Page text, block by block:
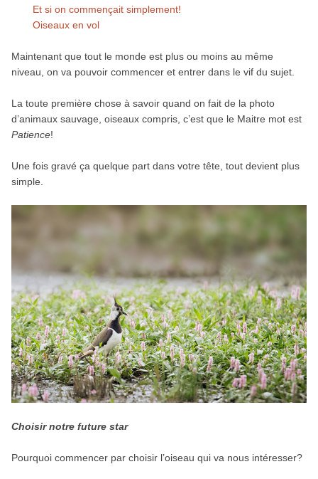
Et si on commençait simplement!
Oiseaux en vol
Maintenant que tout le monde est plus ou moins au même
niveau, on va pouvoir commencer et entrer dans le vif du sujet.
La toute première chose à savoir quand on fait de la photo
d’animaux sauvage, oiseaux compris, c’est que le Maitre mot est
Patience!
Une fois gravé ça quelque part dans votre tête, tout devient plus
simple.
Choisir notre future star
Pourquoi commencer par choisir l’oiseau qui va nous intéresser?